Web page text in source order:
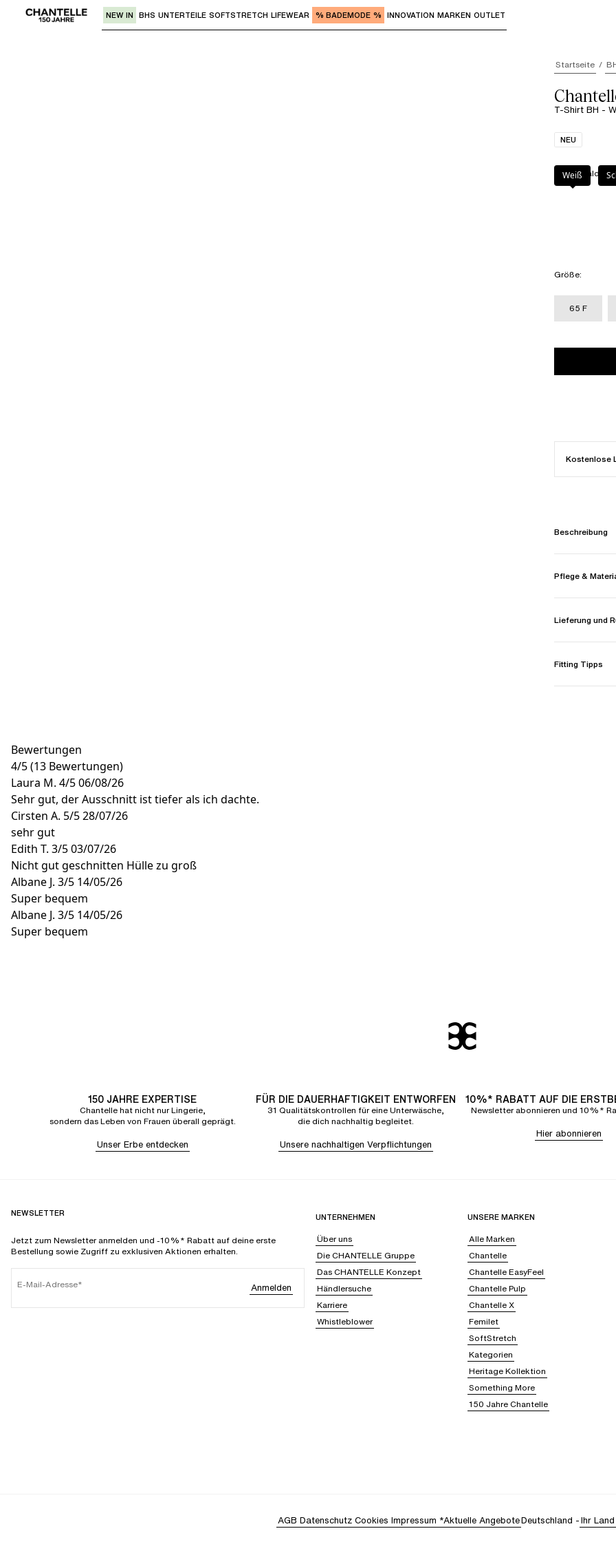
Verwende den "Pfeil nach unten" oder "Eingabe" zum Aufrufen der Untermenüs und "Pfeil nach
NEW IN BHS UNTERTEILE SOFTSTRETCH LIFEWEAR % BADEMODE % INNOVATION MARKEN OUTLET
Startseite
T-Shirt BH -
NEU
Farbe:
Weiß
Größe:
65 F
Kostenlose
Beschreibung
Pflege &
Lieferung und
Fitting Tipps
Bewertungen
4/5(13 Bewertungen)
Laura M. 4/506/08/26
Sehr gut, der Ausschnitt ist tiefer als ich dachte.
Cirsten A. 5/528/07/26
sehr gut
Edith T. 3/503/07/26
Nicht gut geschnitten Hülle zu groß
Albane J. 3/5 14/05/26
Super bequem
Albane J. 3/5 14/05/26
Super bequem
150 JAHRE EXPERTISE
Chantelle hat nicht nur Lingerie,
sondern das Leben von Frauen überall geprägt.
Unser Erbe entdecken
FÜR DIE DAUERHAFTIGKEIT ENTWORFEN
31 Qualitätskontrollen für eine Unterwäsche,
die dich nachhaltig begleitet.
Unsere nachhaltigen Verpflichtungen
10%* RABATT AUF DIE
Newsletter abonnieren und 10%*
Hier abonnieren
NEWSLETTER
Jetzt zum Newsletter anmelden und -10%* Rabatt auf deine erste
Bestellung sowie Zugriff zu exklusiven Aktionen erhalten.
E-Mail-Adresse Anmelden
UNTERNEHMEN
Über uns
Die CHANTELLE Gruppe
Das CHANTELLE Konzept
Händlersuche
Karriere
Whistleblower
UNSERE MARKEN
Alle Marken
Chantelle
Chantelle EasyFeel
Chantelle Pulp
Chantelle X
Femilet
SoftStretch
Kategorien
Heritage Kollektion
Something More
150 Jahre Chantelle
AGB Datenschutz Cookies Impressum *Aktuelle AngeboteDeutschland -Ihr